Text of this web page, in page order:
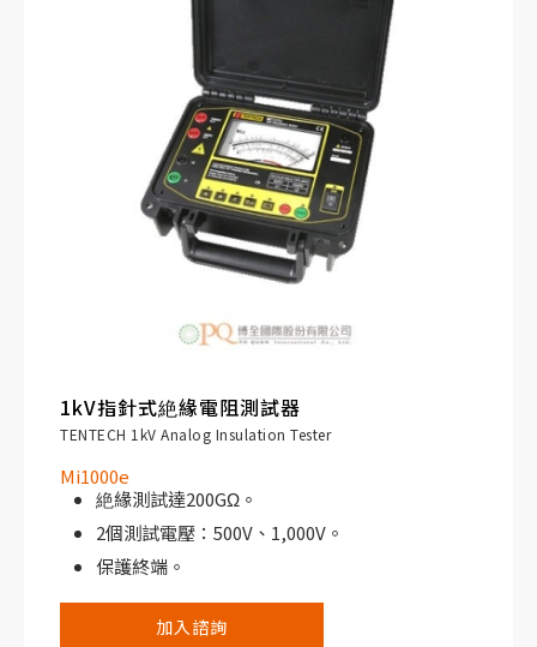
1kV指針式絶緣電阻測試器
TENTECH 1kV Analog Insulation Tester
Mi1000e
絶緣測試達200GΩ。
2個測試電壓：500V、1,000V。
保護終端。
多重刻度，提供更高的精度。
真正可攜式，輕量，僅重1.6kg。
加入諮詢